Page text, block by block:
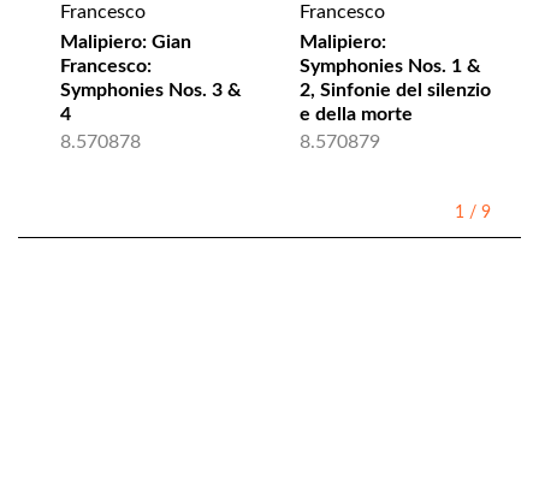
Francesco
Malipiero: Gian
Francesco:
Symphonies Nos. 3 &
4
8.570878
Francesco
Malipiero:
Symphonies Nos. 1 &
2, Sinfonie del silenzio
e della morte
8.570879
1 / 9